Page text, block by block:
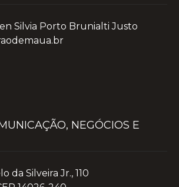
Silvia Porto Brunialti Justo
NEGÓCIOS E
da Silveira Jr., 110